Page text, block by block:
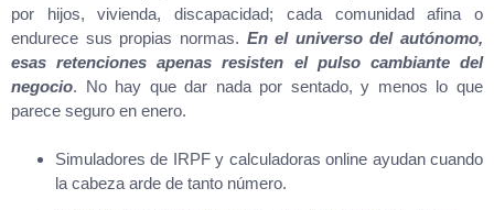
por hijos, vivienda, discapacidad; cada comunidad afina o
endurece sus propias normas. En el universo del autónomo,
esas retenciones apenas resisten el pulso cambiante del
negocio. No hay que dar nada por sentado, y menos lo que
parece seguro en enero.
Simuladores de IRPF y calculadoras online ayudan cuando
la cabeza arde de tanto número.